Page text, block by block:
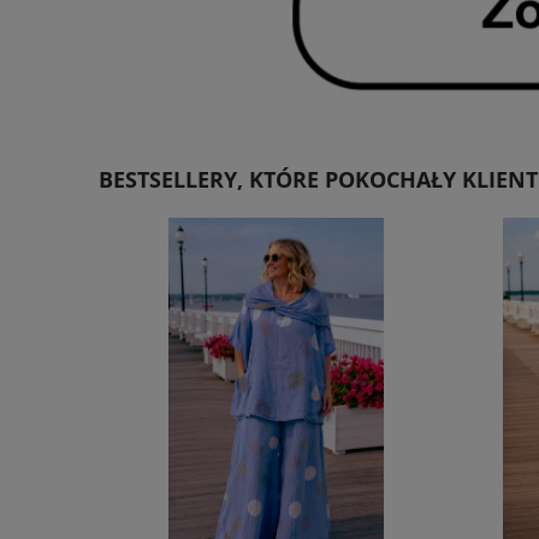
BESTSELLERY, KTÓRE POKOCHAŁY